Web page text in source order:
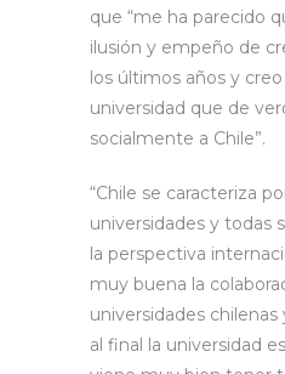
que “me ha parecido
ilusión y empeño de
los últimos años y
universidad que de
socialmente a Chile”.
“Chile se caracteriza
universidades y todas
la perspectiva
muy buena la
universidades
al final la universidad